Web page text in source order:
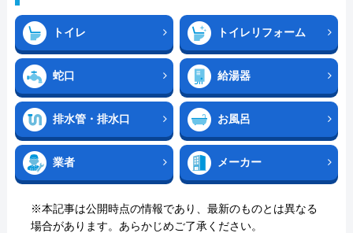
トイレ トイレリフォーム
蛇口 給湯器
排水管・排水口 お風呂
業者 メーカー
※本記事は公開時点の情報であり、最新のものとは異なる
場合があります。あらかじめご了承ください。